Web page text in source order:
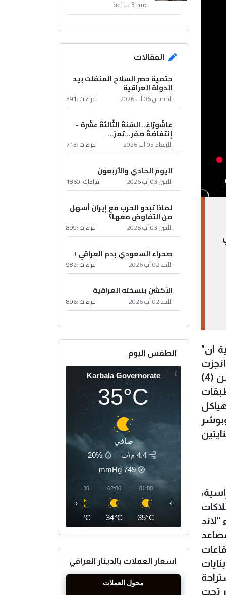
ان"
وافتتحت البناية الاولى قبل مدة، حيث يتكون المشروع من بنايتين هما البناية الطرفية المؤلفة من (4)
التقنيات الطبية، والبناية الوسطى المؤلفة من (5) طبقات
وبوشر
والثالثة، (14) قاعة دراسية،
وملاكاتها التدريسية، وكذلك تتوفر في البناية (5) مصاعد
اما البناية الطرفية ولمحدودية مساحتها فتحتوي على (10) قاعات
جميع بنايات
تحت
منذ 3 ساعة
المقالات
حتمية حصر السلاح المنفلت بيد
الدولة العراقية
الخميس 06 آب 2026 قراءات :591
عاشُورْاءُ.. السّنَةُ الثّالثةَ عشَرَة -
إِنتفاضةُ صفَر…تمرّ...
الأربعاء 05 آب 2026 قراءات :713
اليوم الحادي والأربعون
الأثنين 03 آب 2026 قراءات :1860
لماذا تبدو الحرب مع إيران أسهل
من التفاوض معها؟
الأثنين 03 آب 2026 قراءات :899
صحراء السعودي بدم العراقي !
الأحد 02 آب 2026 قراءات :982
الأكشن بنسخته العراقية
الأحد 02 آب 2026 قراءات :896
الطقس اليوم
Karbala Governorate
35°C
صافي
4.4 م\ث
20%
749
mmHg
01:00
35°C
02:00
34°C
03:00
34°C
‹ ›
اسعار العملات بالدينار العراقي